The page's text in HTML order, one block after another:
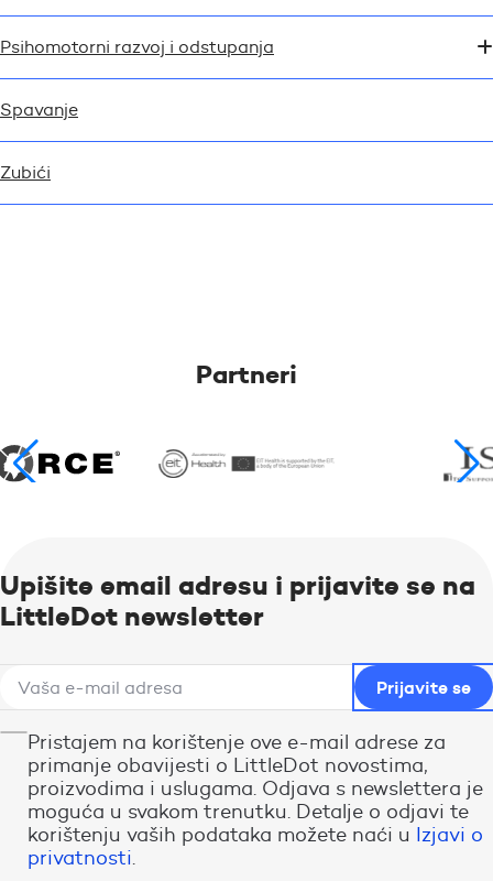
Psihomotorni razvoj i odstupanja
Spavanje
Zubići
Partneri
Upišite email adresu i prijavite se na
LittleDot newsletter
Pristajem na korištenje ove e-mail adrese za
primanje obavijesti o LittleDot novostima,
proizvodima i uslugama. Odjava s newslettera je
moguća u svakom trenutku. Detalje o odjavi te
korištenju vaših podataka možete naći u Izjavi o
privatnosti.